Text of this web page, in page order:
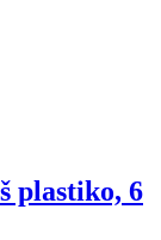
plastiko, 6